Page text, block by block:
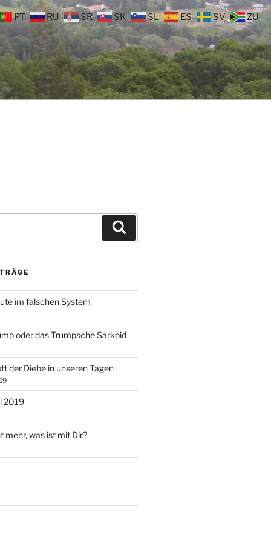
im falschen System
oder das Trumpsche Sarkoid
der Diebe in unseren Tagen
2019
mehr, was ist mit Dir?
PT RU SR SK SL ES SV ZU